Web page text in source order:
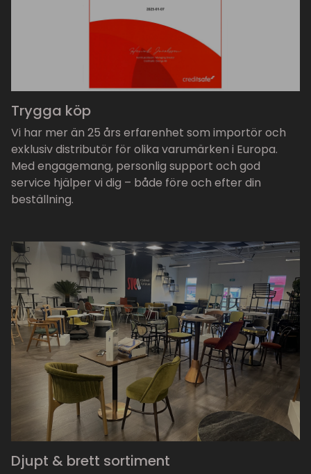
Trygga köp
Vi har mer än 25 års erfarenhet som importör och
exklusiv distributör för olika varumärken i Europa.
Med engagemang, personlig support och god
service hjälper vi dig – både före och efter din
beställning.
Djupt & brett sortiment